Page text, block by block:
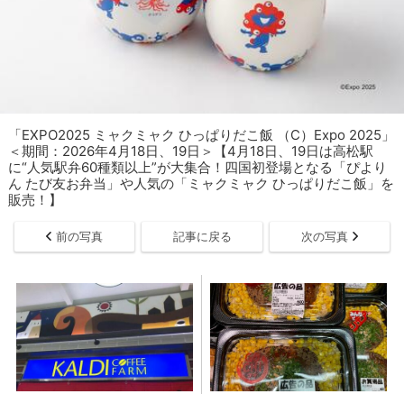
「EXPO2025 ミャクミャク ひっぱりだこ飯 （C）Expo 2025」
＜期間：2026年4月18日、19日＞【4月18日、19日は高松駅
に“人気駅弁60種類以上”が大集合！四国初登場となる「ぴより
ん たび友お弁当」や人気の「ミャクミャク ひっぱりだこ飯」を
販売！】
前の写真 記事に戻る 次の写真